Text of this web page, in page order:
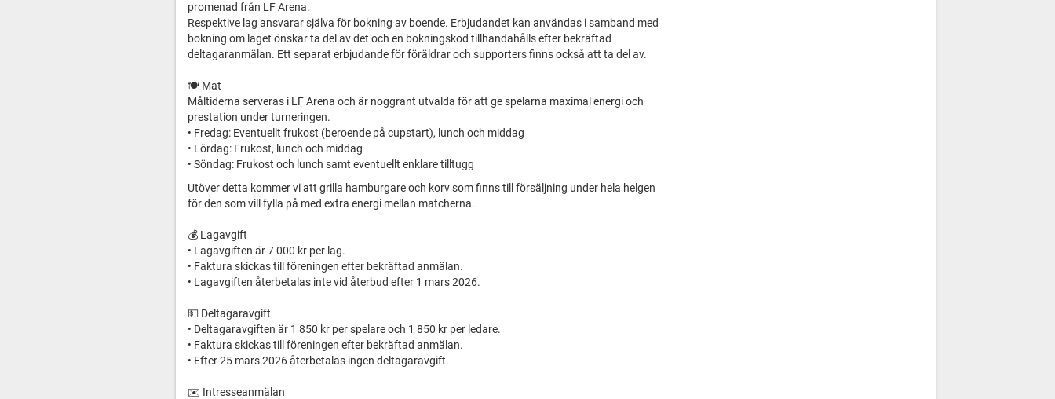
promenad från LF Arena.
Respektive lag ansvarar själva för bokning av boende. Erbjudandet kan användas i samband med
bokning om laget önskar ta del av det och en bokningskod tillhandahålls efter bekräftad
deltagaranmälan. Ett separat erbjudande för föräldrar och supporters finns också att ta del av.
🍽️ Mat
Måltiderna serveras i LF Arena och är noggrant utvalda för att ge spelarna maximal energi och
prestation under turneringen.
• Fredag: Eventuellt frukost (beroende på cupstart), lunch och middag
• Lördag: Frukost, lunch och middag
• Söndag: Frukost och lunch samt eventuellt enklare tilltugg
Utöver detta kommer vi att grilla hamburgare och korv som finns till försäljning under hela helgen
för den som vill fylla på med extra energi mellan matcherna.
💰 Lagavgift
• Lagavgiften är 7 000 kr per lag.
• Faktura skickas till föreningen efter bekräftad anmälan.
• Lagavgiften återbetalas inte vid återbud efter 1 mars 2026.
💵 Deltagaravgift
• Deltagaravgiften är 1 850 kr per spelare och 1 850 kr per ledare.
• Faktura skickas till föreningen efter bekräftad anmälan.
• Efter 25 mars 2026 återbetalas ingen deltagaravgift.
✉️ Intresseanmälan